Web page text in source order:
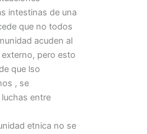
intestinas de una
que no todos
acuden al
pero esto
que lso
, se
entre
etnica no se